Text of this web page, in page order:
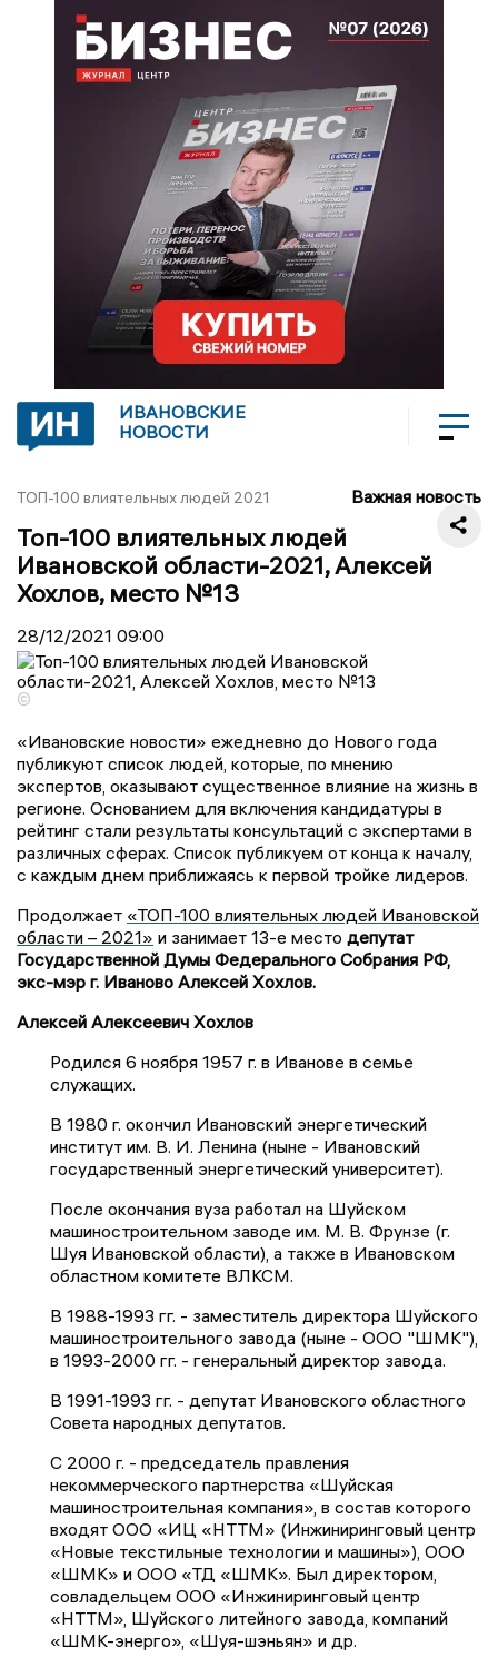
ИВАНОВСКИЕ
НОВОСТИ
ТОП-100 влиятельных людей 2021 Важная новость
Топ-100 влиятельных людей
Ивановской области-2021, Алексей
Хохлов, место №13
28/12/2021 09:00
©
«Ивановские новости» ежедневно до Нового года
публикуют список людей, которые, по мнению
экспертов, оказывают существенное влияние на жизнь в
регионе. Основанием для включения кандидатуры в
рейтинг стали результаты консультаций с экспертами в
различных сферах. Список публикуем от конца к началу,
с каждым днем приближаясь к первой тройке лидеров.
Продолжает «ТОП-100 влиятельных людей Ивановской
области – 2021» и занимает 13-е место депутат
Государственной Думы Федерального Собрания РФ,
экс-мэр г. Иваново Алексей Хохлов.
Алексей Алексеевич Хохлов
Родился 6 ноября 1957 г. в Иванове в семье
служащих.
В 1980 г. окончил Ивановский энергетический
институт им. В. И. Ленина (ныне - Ивановский
государственный энергетический университет).
После окончания вуза работал на Шуйском
машиностроительном заводе им. М. В. Фрунзе (г.
Шуя Ивановской области), а также в Ивановском
областном комитете ВЛКСМ.
В 1988-1993 гг. - заместитель директора Шуйского
машиностроительного завода (ныне - ООО "ШМК"),
в 1993-2000 гг. - генеральный директор завода.
В 1991-1993 гг. - депутат Ивановского областного
Совета народных депутатов.
С 2000 г. - председатель правления
некоммерческого партнерства «Шуйская
машиностроительная компания», в состав которого
входят ООО «ИЦ «НТТМ» (Инжиниринговый центр
«Новые текстильные технологии и машины»), ООО
«ШМК» и ООО «ТД «ШМК». Был директором,
совладельцем ООО «Инжиниринговый центр
«НТТМ», Шуйского литейного завода, компаний
«ШМК-энерго», «Шуя-шэньян» и др.